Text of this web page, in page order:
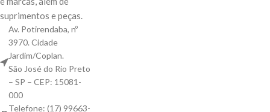
suprimentos e peças.
Av. Potirendaba, nº
3970. Cidade
Jardim/Coplan.
São José do Rio Preto
– SP – CEP: 15081-
000
Telefone: (17) 99663-